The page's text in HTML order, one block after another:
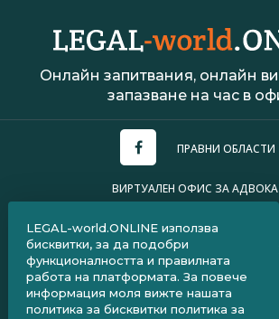
Онлайн запитвания, онлайн
запазване на час в
ПРАВНИ ОБЛАСТИ
ВИРТУАЛЕН ОФИС ЗА
ПОЛИТИКА ЗА
ЧЗВ ЗА КЛИЕНТИ
ЧЗВ ЗА АДВОКАТИ
LEGAL-world.ONLINE използва
бисквитки, за да подобри
функционалността и правилната
работа на платформата. За повече
информация моля вижте нашата
политика за бисквитки политика за